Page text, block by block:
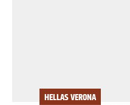
HELLAS VERONA